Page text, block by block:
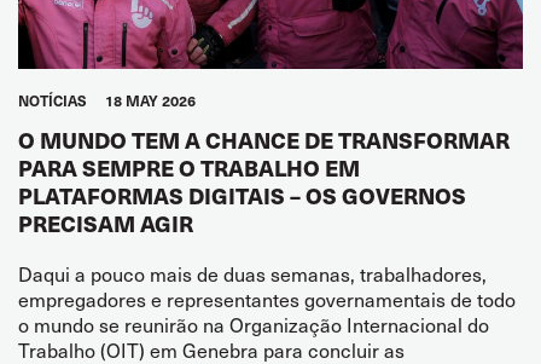
NOTÍCIAS 18 MAY 2026
O MUNDO TEM A CHANCE DE TRANSFORMAR
PARA SEMPRE O TRABALHO EM
PLATAFORMAS DIGITAIS – OS GOVERNOS
PRECISAM AGIR
Daqui a pouco mais de duas semanas, trabalhadores,
empregadores e representantes governamentais de todo
o mundo se reunirão na Organização Internacional do
Trabalho (OIT) em Genebra para concluir as